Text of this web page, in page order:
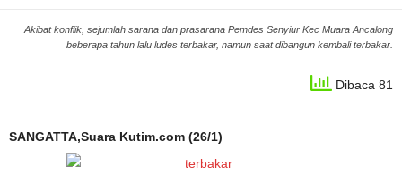
Akibat konflik, sejumlah sarana dan prasarana Pemdes Senyiur Kec Muara Ancalong
beberapa tahun lalu ludes terbakar, namun saat dibangun kembali terbakar.
Dibaca 81
SANGATTA,Suara Kutim.com (26/1)